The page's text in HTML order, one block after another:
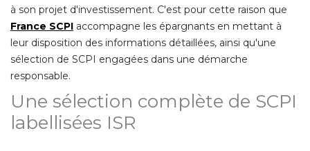
à son projet d'investissement. C'est pour cette raison que
France SCPI accompagne les épargnants en mettant à
leur disposition des informations détaillées, ainsi qu'une
sélection de SCPI engagées dans une démarche
responsable.
Une sélection complète de SCPI
labellisées ISR